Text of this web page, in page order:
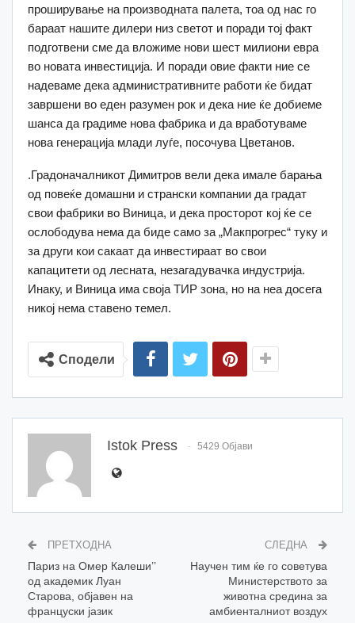
проширување на производната палета, тоа од нас го
бараат нашите дилери низ светот и поради тој факт
подготвени сме да вложиме нови шест милиони евра
во новата инвестиција. И поради овие факти ние се
надеваме дека административните работи ќе бидат
завршени во еден разумен рок и дека ние ќе добиеме
шанса да градиме нова фабрика и да вработуваме
нова генерација млади луѓе, посочува Цветанов.
.Градоначалникот Димитров вели дека имале барања
од повеќе домашни и странски компании да градат
свои фабрики во Виница, и дека просторот кој ќе се
ослободува нема да биде само за „Макпрогрес“ туку и
за други кои сакаат да инвестираат во свои
капацитети од лесната, незагадувачка индустрија.
Инаку, и Виница има своја ТИР зона, но на неа досега
никој нема ставено темел.
Сподели
Istok Press 5429 Објави
ПРЕТХОДНА
Париз на Омер Калеши’’
од академик Луан
Старова, објавен на
француски јазик
СЛЕДНА
Научен тим ќе го советува
Министерството за
животна средина за
амбиенталниот воздух